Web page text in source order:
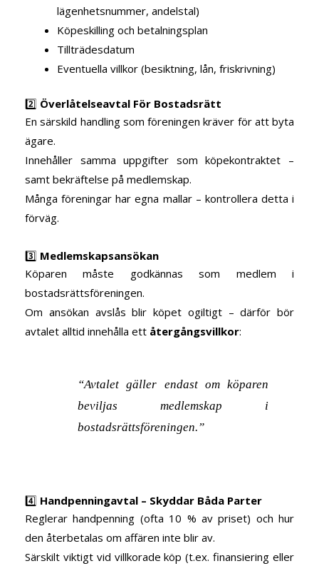
lägenhetsnummer, andelstal)
Köpeskilling och betalningsplan
Tillträdesdatum
Eventuella villkor (besiktning, lån, friskrivning)
2️⃣ Överlåtelseavtal För Bostadsrätt
En särskild handling som föreningen kräver för att byta
ägare.
Innehåller samma uppgifter som köpekontraktet –
samt bekräftelse på medlemskap.
Många föreningar har egna mallar – kontrollera detta i
förväg.
3️⃣ Medlemskapsansökan
Köparen måste godkännas som medlem i
bostadsrättsföreningen.
Om ansökan avslås blir köpet ogiltigt – därför bör
avtalet alltid innehålla ett återgångsvillkor:
“Avtalet gäller endast om köparen
beviljas medlemskap i
bostadsrättsföreningen.”
4️⃣ Handpenningavtal – Skyddar Båda Parter
Reglerar handpenning (ofta 10 % av priset) och hur
den återbetalas om affären inte blir av.
Särskilt viktigt vid villkorade köp (t.ex. finansiering eller